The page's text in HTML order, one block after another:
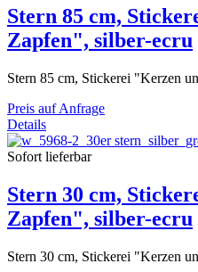
Stern 85 cm,
Zapfen", silber-ecru
Stern 85 cm, Stickerei "Kerzen
Preis auf Anfrage
Details
Sofort lieferbar
Stern 30 cm,
Zapfen", silber-ecru
Stern 30 cm, Stickerei "Kerzen